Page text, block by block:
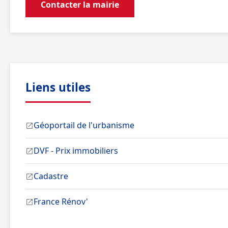
Contacter la mairie
Liens utiles
Géoportail de l'urbanisme
DVF - Prix immobiliers
Cadastre
France Rénov'